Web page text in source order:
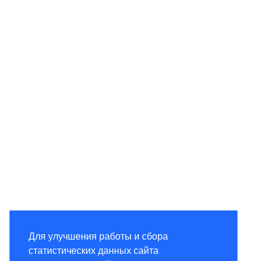
Для улучшения работы и сбора
статистических данных сайта